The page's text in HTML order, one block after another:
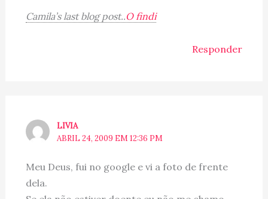
Camila’s last blog post..O findi
Responder
LIVIA
ABRIL 24, 2009 EM 12:36 PM
Meu Deus, fui no google e vi a foto de frente
dela.